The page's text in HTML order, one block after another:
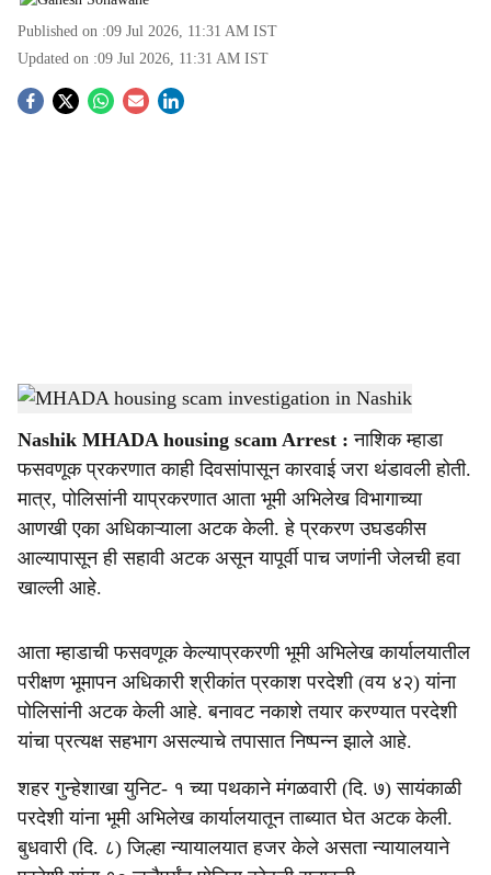
Published on :09 Jul 2026, 11:31 AM IST
Updated on :09 Jul 2026, 11:31 AM IST
S
a
r
e
MHADA housing scam investigation in Nashik-Sarkarnama
Nashik MHADA housing scam Arrest : नाशिक म्हाडा
फसवणूक प्रकरणात काही दिवसांपासून कारवाई जरा थंडावली होती.
मात्र, पोलिसांनी याप्रकरणात आता भूमी अभिलेख विभागाच्या
आणखी एका अधिकाऱ्याला अटक केली. हे प्रकरण उघडकीस
आल्यापासून ही सहावी अटक असून यापूर्वी पाच जणांनी जेलची हवा
खाल्ली आहे.
आता म्हाडाची फसवणूक केल्याप्रकरणी भूमी अभिलेख कार्यालयातील
परीक्षण भूमापन अधिकारी श्रीकांत प्रकाश परदेशी (वय ४२) यांना
पोलिसांनी अटक केली आहे. बनावट नकाशे तयार करण्यात परदेशी
यांचा प्रत्यक्ष सहभाग असल्याचे तपासात निष्पन्न झाले आहे.
शहर गुन्हेशाखा युनिट- १ च्या पथकाने मंगळवारी (दि. ७) सायंकाळी
परदेशी यांना भूमी अभिलेख कार्यालयातून ताब्यात घेत अटक केली.
बुधवारी (दि. ८) जिल्हा न्यायालयात हजर केले असता न्यायालयाने